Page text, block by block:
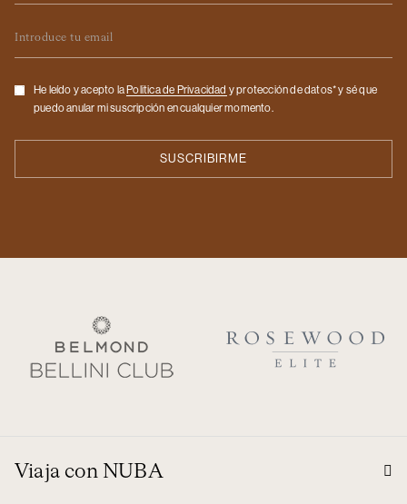
Checkbox
He leído y acepto la Politica de Privacidad y protección de datos* y sé que
puedo anular mi suscripción en cualquier momento.
Viaja con NUBA